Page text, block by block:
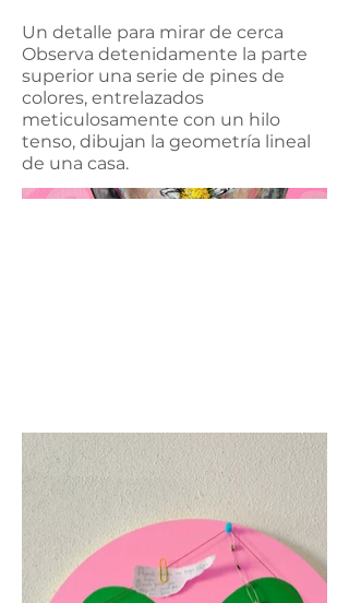
Un detalle para mirar de cerca
Observa detenidamente la parte
superior una serie de pines de
colores, entrelazados
meticulosamente con un hilo
tenso, dibujan la geometría lineal
de una casa.